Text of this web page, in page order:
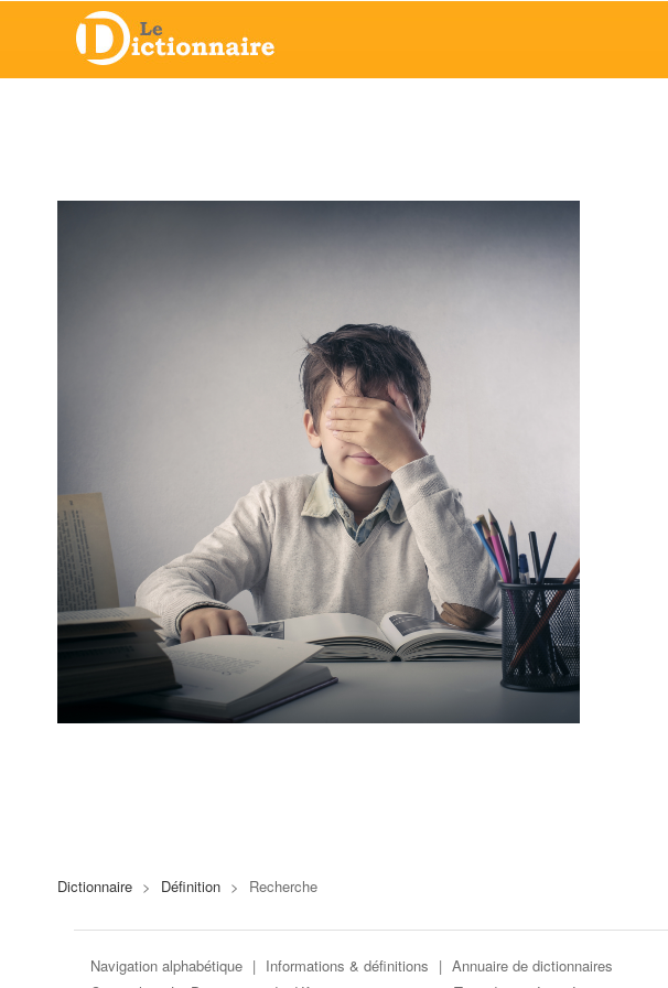
Dictionnaire > Définition > Recherche
Navigation alphabétique | Informations & définitions | Annuaire de dictionnaires